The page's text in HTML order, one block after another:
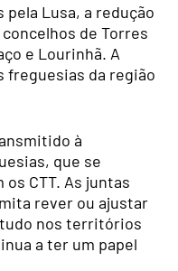
Lusa, a redução
de Torres
e Lourinhã. A
freguesias da região
à
que se
CTT. As juntas
rever ou ajustar
nos territórios
a ter um papel